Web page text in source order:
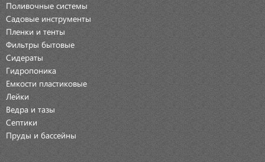
Поливочные системы
Садовые инструменты
Пленки и тенты
Фильтры бытовые
Сидераты
Гидропоника
Емкости пластиковые
Лейки
Ведра и тазы
Септики
Пруды и бассейны